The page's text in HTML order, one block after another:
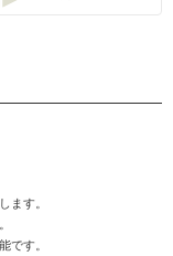
ます。
です。